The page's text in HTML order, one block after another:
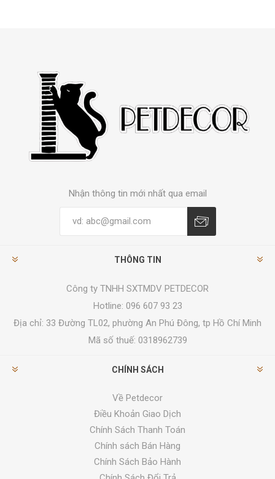
Nhận thông tin mới nhất qua email
THÔNG TIN
Công ty TNHH SXTMDV PETDECOR
Hotline: 096 607 93 23
Địa chỉ: 33 Đường TL02, phường An Phú Đông, tp Hồ Chí Minh
Mã số thuế: 0318962739
CHÍNH SÁCH
Về Petdecor
Điều Khoản Giao Dịch
Chính Sách Thanh Toán
Chính sách Bán Hàng
Chính Sách Bảo Hành